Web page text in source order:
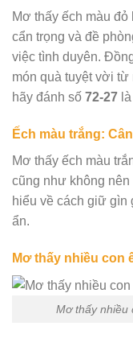
Mơ thấy ếch màu
cẩn trọng và đề
việc tình duyên.
món quà tuyệt vời
hãy đánh số 72-27
Ếch màu trắng:
Mơ thấy ếch màu
cũng như không nên
hiểu về cách giữ gìn
ẩn.
Mơ thấy nhiều con
Mơ thấy nhiều